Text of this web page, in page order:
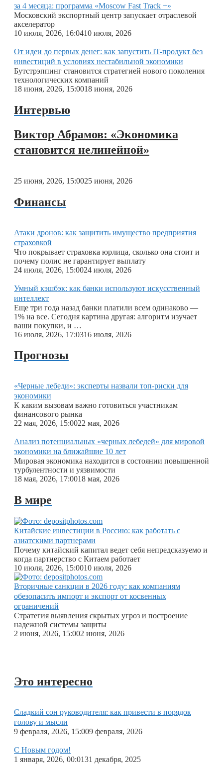
за 4 месяца: программа «Moscow Fast Track +»
Московский экспортный центр запускает отраслевой
акселератор
10 июля, 2026, 16:0410 июля, 2026
От идеи до первых денег: как запустить IT-продукт без
инвестиций в условиях нестабильной экономики
Бутстрэппинг становится стратегией нового поколения
технологических компаний
18 июня, 2026, 15:0018 июня, 2026
Интервью
Виктор Абрамов: «Экономика
становится нелинейной»
25 июня, 2026, 15:0025 июня, 2026
Финансы
Атаки дронов: как защитить имущество предприятия
страховкой
Что покрывает страховка юрлица, сколько она стоит и
почему полис не гарантирует выплату
24 июля, 2026, 15:0024 июля, 2026
Умный кэшбэк: как банки используют искусственный
интеллект
Еще три года назад банки платили всем одинаково —
1% на все. Сегодня картина другая: алгоритм изучает
ваши покупки, и …
16 июля, 2026, 17:0316 июля, 2026
Прогнозы
«Черные лебеди»: эксперты назвали топ-риски для
экономики
К каким вызовам важно готовиться участникам
финансового рынка
22 мая, 2026, 15:0022 мая, 2026
Анализ потенциальных «черных лебедей» для мировой
экономики на ближайшие 10 лет
Мировая экономика находится в состоянии повышенной
турбулентности и уязвимости
18 мая, 2026, 17:0018 мая, 2026
В мире
Китайские инвестиции в Россию: как работать с
азиатскими партнерами
Почему китайский капитал ведет себя непредсказуемо и
когда партнерство с Китаем работает
10 июля, 2026, 15:0010 июля, 2026
Вторичные санкции в 2026 году: как компаниям
обезопасить импорт и экспорт от косвенных
ограничений
Стратегия выявления скрытых угроз и построение
надежной системы защиты
2 июня, 2026, 15:002 июня, 2026
Это интересно
Сладкий сон руководителя: как привести в порядок
голову и мысли
9 февраля, 2026, 15:009 февраля, 2026
С Новым годом!
1 января, 2026, 00:0131 декабря, 2025